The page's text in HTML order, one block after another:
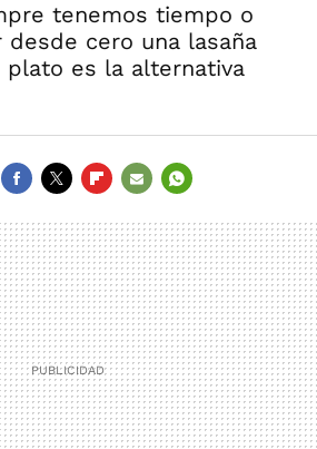
tenemos tiempo o
desde cero una lasaña
es la alternativa
MAIL